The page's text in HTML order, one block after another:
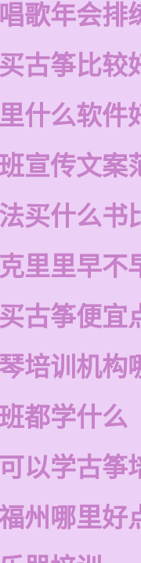
歌年会排
古筝比较
什么软件
宣传文案
买什么书
里里早不
古筝便宜
培训机构
都学什么
以学古筝
州哪里好